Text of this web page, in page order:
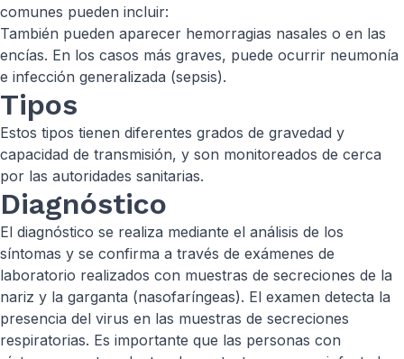
comunes pueden incluir:
También pueden aparecer hemorragias nasales o en las
encías. En los casos más graves, puede ocurrir neumonía
e infección generalizada (sepsis).
Tipos
Estos tipos tienen diferentes grados de gravedad y
capacidad de transmisión, y son monitoreados de cerca
por las autoridades sanitarias.
Diagnóstico
El diagnóstico se realiza mediante el análisis de los
síntomas y se confirma a través de exámenes de
laboratorio realizados con muestras de secreciones de la
nariz y la garganta (nasofaríngeas). El examen detecta la
presencia del virus en las muestras de secreciones
respiratorias. Es importante que las personas con